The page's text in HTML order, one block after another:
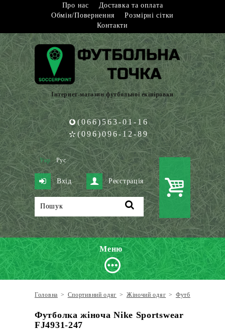
Про нас
Доставка та оплата
Обмін/Повернення
Розмірні сітки
Контакти
Інтернет-магазин футбольної екіпіровки
(066)563-01-16
(096)096-12-89
Укр Рус
Вхід Реєстрація
Меню
Головна > Спортивний одяг > Жіночий одяг > Футболки
Футболка жіноча Nike Sportswear
FJ4931-247